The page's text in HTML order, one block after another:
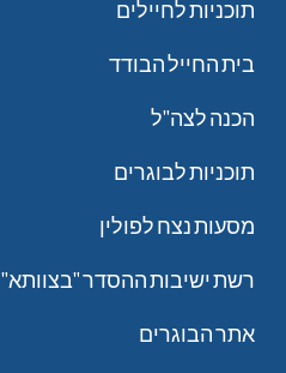
תוכניות לחיילים
בית החייל הבודד
הכנה לצה"ל
תוכניות לבוגרים
מסעות נצח לפולין
רשת ישיבות ההסדר "בצוותא"
אתר הבוגרים